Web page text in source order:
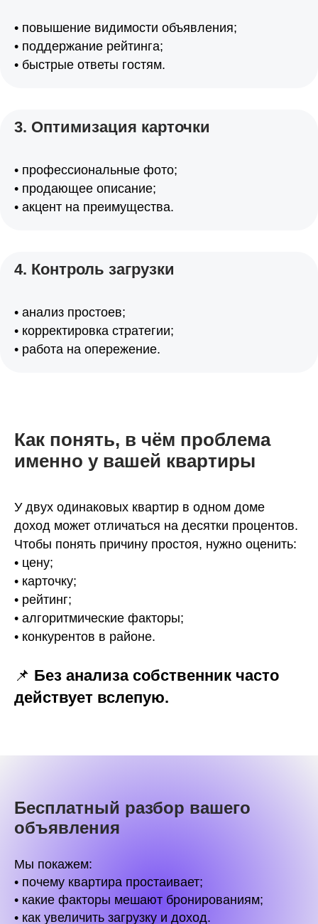
• повышение видимости объявления;
• поддержание рейтинга;
• быстрые ответы гостям.
3. Оптимизация карточки
• профессиональные фото;
• продающее описание;
• акцент на преимущества.
4. Контроль загрузки
• анализ простоев;
• корректировка стратегии;
• работа на опережение.
Как понять, в чём проблема
именно у вашей квартиры
У двух одинаковых квартир в одном доме
доход может отличаться на десятки процентов.
Чтобы понять причину простоя, нужно оценить:
• цену;
• карточку;
• рейтинг;
• алгоритмические факторы;
• конкурентов в районе.
📌 Без анализа собственник часто
действует вслепую.
Бесплатный разбор вашего
объявления
Мы покажем:
• почему квартира простаивает;
• какие факторы мешают бронированиям;
• как увеличить загрузку и доход.